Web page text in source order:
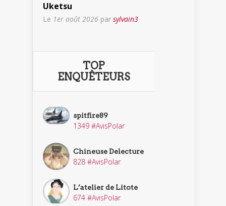
Uketsu
Le 1er août 2026 par sylvain3
TOP
ENQUÊTEURS
spitfire89
1349 #AvisPolar
Chineuse Delecture
828 #AvisPolar
L’atelier de Litote
674 #AvisPolar